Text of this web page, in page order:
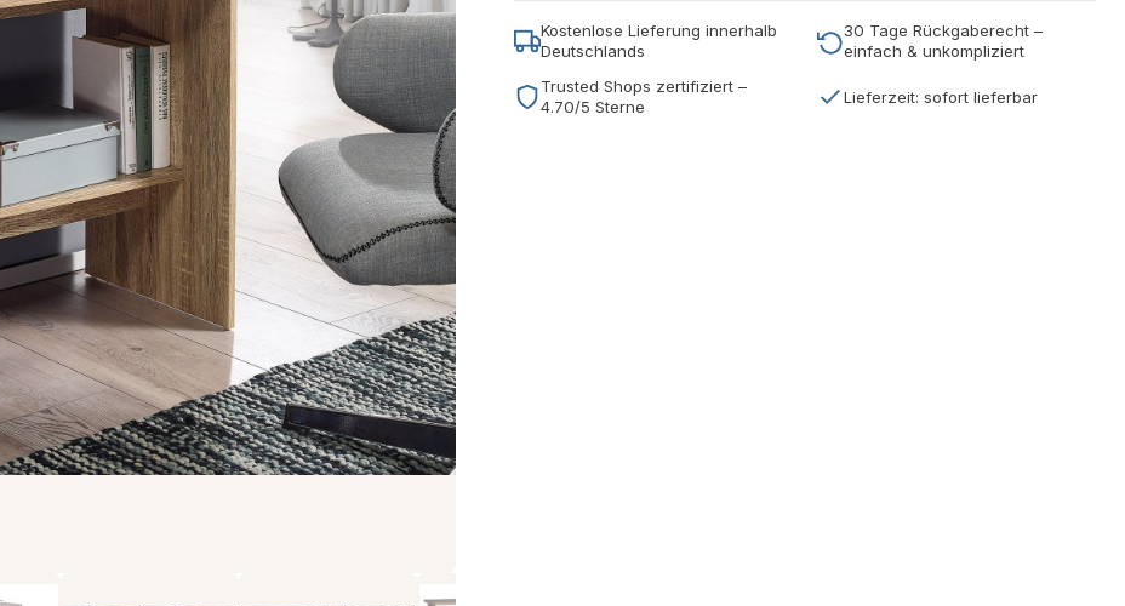
Kostenlose Lieferung innerhalb
Deutschlands
30 Tage Rückgaberecht –
einfach & unkompliziert
Trusted Shops zertifiziert –
4.70/5 Sterne
Lieferzeit: sofort lieferbar